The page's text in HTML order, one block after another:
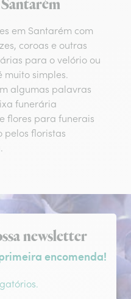
em Santarém com
coroas e outras
para o velório ou
muito simples.
algumas palavras
funerária
flores para funerais
pelos floristas
newsletter
encomenda!